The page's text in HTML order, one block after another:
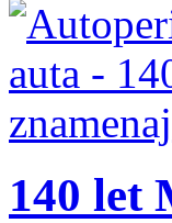
140 let